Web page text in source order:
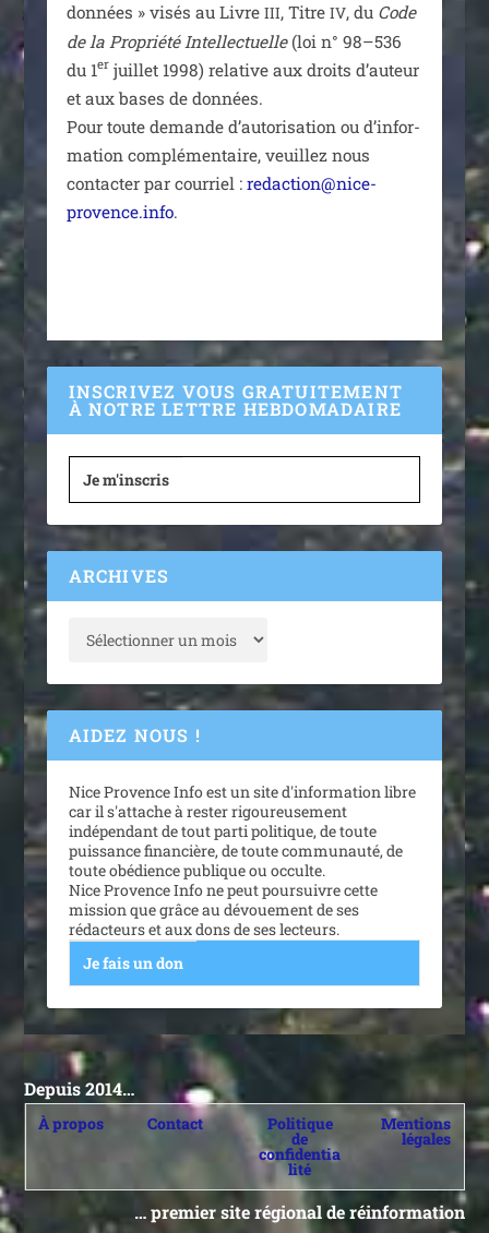
don­nées » visés au Livre III, Titre IV, du Code
de la Propriété Intellectuelle(loi n° 98–536
du 1erjuillet 1998) rela­tive aux droits d’au­teur
et aux bases de don­nées.
Pour toute demande d’au­to­ri­sa­tion ou d’in­for­
ma­tion com­plé­men­taire, veuillez nous
contac­ter par cour­riel : redaction@nice-
provence.info.
INSCRIVEZ VOUS GRATUITEMENT
À NOTRE LETTRE HEBDOMADAIRE
Je m'inscris
ARCHIVES
AIDEZ NOUS !
Nice Provence Info est un site d'information libre
car il s'attache à rester rigoureusement
indépendant de tout parti politique, de toute
puissance financière, de toute communauté, de
toute obédience publique ou occulte.
Nice Provence Info ne peut poursuivre cette
mission que grâce au dévouement de ses
rédacteurs et aux dons de ses lecteurs.
Je fais un don
Depuis 2014…
À propos Contact Politique
de
confidentia
lité
Mentions
légales
… premier site régional de réinformation